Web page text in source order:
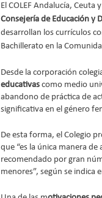
El COLEF Andalucía, Ceuta
Consejería de Educación y
desarrollan los currículos
Bachillerato en la
Desde la corporación
educativas como medio
abandono de práctica de
significativa en el género
De esta forma, el Colegio
que “es la única manera
recomendado por gran
menores”, según se indica